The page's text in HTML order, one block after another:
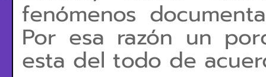
fenómenos
Por esa razón un
esta del todo de